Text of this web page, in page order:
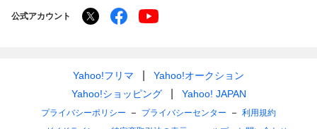
公式アカウント
Yahoo!フリマ
Yahoo!オークション
Yahoo!ショッピング
Yahoo! JAPAN
プライバシーポリシー プライバシーセンター
利用規約